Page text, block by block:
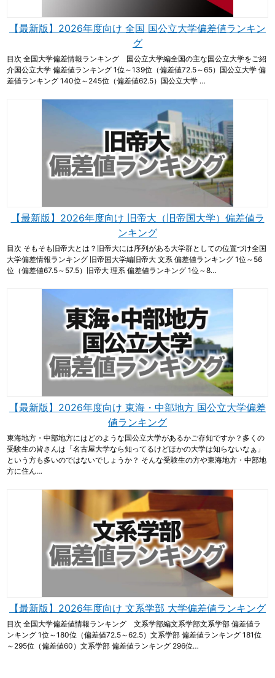
【最新版】2026年度向け 全国 国公立大学偏差値ランキン
グ
目次 全国大学偏差情報ランキング 国公立大学編全国の主な国公立大学をご紹
介国公立大学 偏差値ランキング 1位～139位（偏差値72.5～65）国公立大学 偏
差値ランキング 140位～245位（偏差値62.5）国公立大学 …
【最新版】2026年度向け 旧帝大（旧帝国大学）偏差値ラ
ンキング
目次 そもそも旧帝大とは？旧帝大には序列がある大学群としての位置づけ全国
大学偏差情報ランキング 旧帝国大学編旧帝大 文系 偏差値ランキング 1位～56
位（偏差値67.5～57.5）旧帝大 理系 偏差値ランキング 1位～8…
【最新版】2026年度向け 東海・中部地方 国公立大学偏差
値ランキング
東海地方・中部地方にはどのような国公立大学があるかご存知ですか？多くの
受験生の皆さんは「名古屋大学なら知ってるけどほかの大学は知らないなぁ」
という方も多いのではないでしょうか？ そんな受験生の方や東海地方・中部地
方に住ん…
【最新版】2026年度向け 文系学部 大学偏差値ランキング
目次 全国大学偏差値情報ランキング 文系学部編文系学部文系学部 偏差値ラ
ンキング 1位～180位（偏差値72.5～62.5）文系学部 偏差値ランキング 181位
～295位（偏差値60）文系学部 偏差値ランキング 296位…